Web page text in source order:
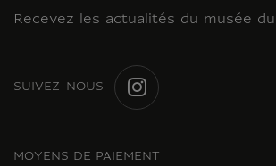
Recevez les actualités du musée
SUIVEZ-NOUS
MOYENS DE PAIEMENT